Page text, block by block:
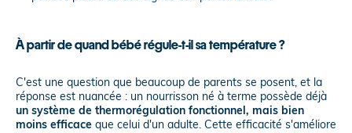
À partir de quand bébé régule-t-il sa température ?
C'est une question que beaucoup de parents se posent, et la
réponse est nuancée : un nourrisson né à terme possède déjà
un système de thermorégulation fonctionnel, mais bien
moins efficace que celui d'un adulte. Cette efficacité s'améliore